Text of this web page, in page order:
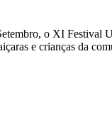
o XI Festival
e crianças da